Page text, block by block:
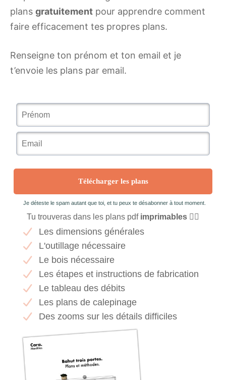
plans gratuitement pour apprendre comment
faire efficacement tes propres plans.
Renseigne ton prénom et ton email et je
t’envoie les plans par email.